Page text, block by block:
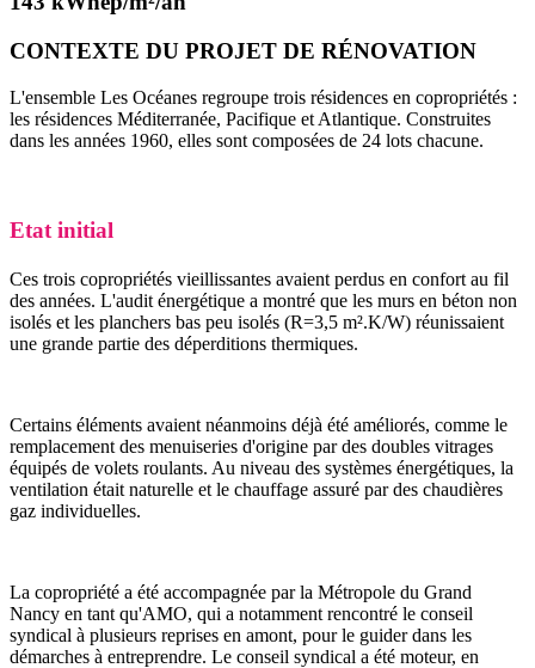
CONTEXTE DU PROJET DE RÉNOVATION
L'ensemble Les Océanes regroupe trois résidences en copropriétés :
les résidences Méditerranée, Pacifique et Atlantique. Construites
dans les années 1960, elles sont composées de 24 lots chacune.
Etat initial
Ces trois copropriétés vieillissantes avaient perdus en confort au fil
des années. L'audit énergétique a montré que les murs en béton non
isolés et les planchers bas peu isolés (R=3,5 m².K/W) réunissaient
une grande partie des déperditions thermiques.
Certains éléments avaient néanmoins déjà été améliorés, comme le
remplacement des menuiseries d'origine par des doubles vitrages
équipés de volets roulants. Au niveau des systèmes énergétiques, la
ventilation était naturelle et le chauffage assuré par des chaudières
gaz individuelles.
La copropriété a été accompagnée par la Métropole du Grand
Nancy en tant qu'AMO, qui a notamment rencontré le conseil
syndical à plusieurs reprises en amont, pour le guider dans les
démarches à entreprendre. Le conseil syndical a été moteur, en